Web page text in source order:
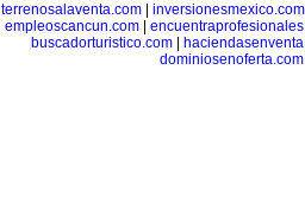
terrenosalaventa.com| inversionesmexico.com
empleoscancun.com
buscadorturistico.com|
dominiosenoferta.com